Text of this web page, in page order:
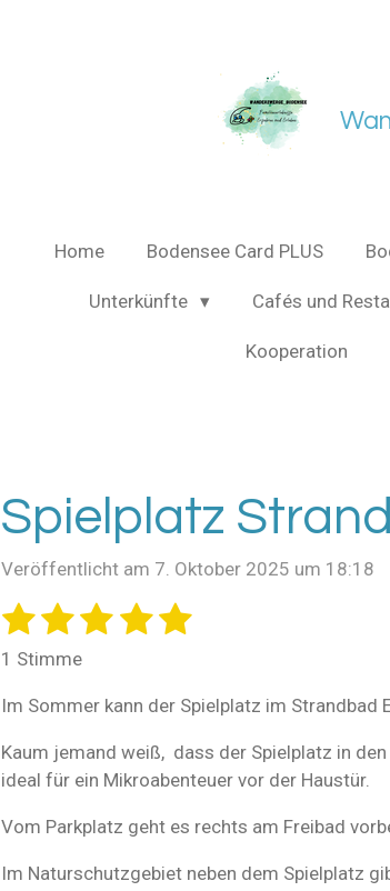
Home Bodensee Card PLUS
Unterkünfte Cafés und
Kooperation
Spielplatz
Veröffentlicht am 7. Oktober 2025 um 18:18
B
e
w
e
t
u
g
:
1
S
t
e
r
n
2
S
e
r
n
e
3
S
e
r
n
e
4
e
r
n
e
5
t
e
r
n
e
B
r
t
u
g
b
e
1 Stimme
Im Sommer kann der Spielplatz im
Kaum jemand weiß, dass der Spielplatz in
ideal für ein Mikroabenteuer vor der Haustür.
Vom Parkplatz geht es rechts am Freibad
Im Naturschutzgebiet neben dem Spielplatz